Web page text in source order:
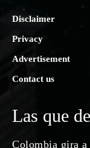
Disclaimer
Privacy
Advertisement
Contact us
Las que
Colombia gira a